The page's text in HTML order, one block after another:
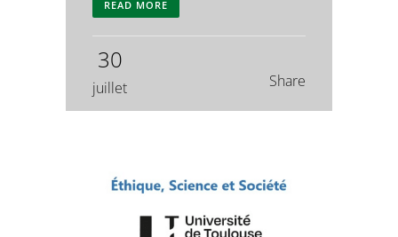
READ MORE
30
juillet Share